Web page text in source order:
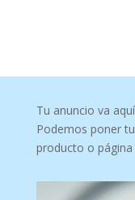
Tu anuncio va aquí
Podemos poner
producto o página